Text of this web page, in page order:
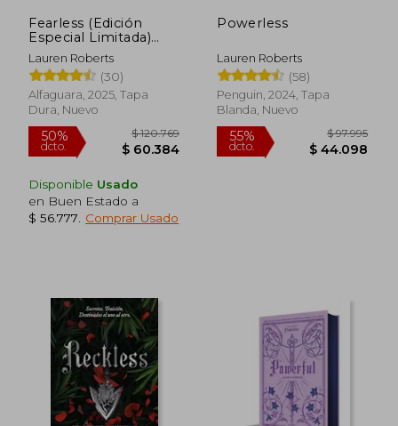
55%
dcto. $ 40.871
40%
dcto. $
Fearless (Edición
Especial Limitada)
(Saga Powerless 3)
Lauren Roberts
(30)
Alfaguara, 2025, Tapa
Dura, Nuevo
Disponible Usado
en Buen Estado a
$ 56.777
Comprar Usado
Powerless
Lauren Roberts
(58)
Penguin, 2024, Tapa
Blanda, Nuevo